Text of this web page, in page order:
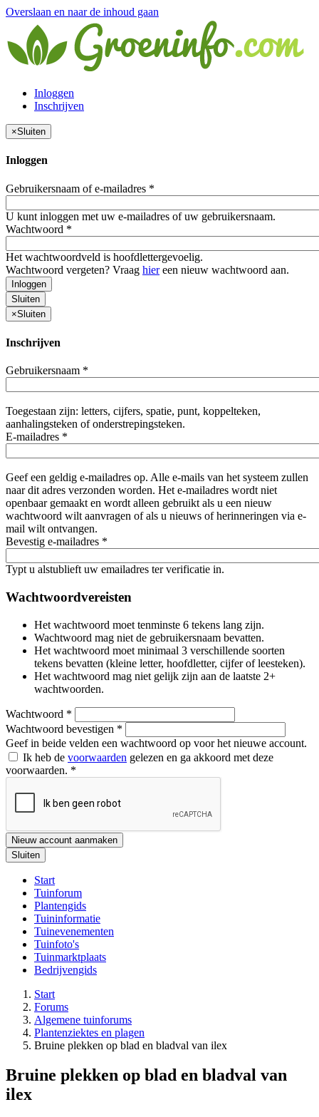
Overslaan en naar de inhoud gaan
Inloggen
Inschrijven
×Sluiten
Inloggen
Gebruikersnaam of e-mailadres *
U kunt inloggen met uw e-mailadres of uw gebruikersnaam.
Wachtwoord *
Het wachtwoordveld is hoofdlettergevoelig.
Wachtwoord vergeten? Vraag hiereen nieuw wachtwoord aan.
Inloggen
Sluiten
×Sluiten
Inschrijven
Gebruikersnaam *
Toegestaan zijn: letters, cijfers, spatie, punt, koppelteken,
aanhalingsteken of onderstrepingsteken.
E-mailadres *
Geef een geldig e-mailadres op. Alle e-mails van het systeem zullen
naar dit adres verzonden worden. Het e-mailadres wordt niet
openbaar gemaakt en wordt alleen gebruikt als u een nieuw
wachtwoord wilt aanvragen of als u nieuws of herinneringen via e-
mail wilt ontvangen.
Bevestig e-mailadres *
Typt u alstublieft uw emailadres ter verificatie in.
Wachtwoordvereisten
Het wachtwoord moet tenminste 6 tekens lang zijn.
Wachtwoord mag niet de gebruikersnaam bevatten.
Het wachtwoord moet minimaal 3 verschillende soorten
tekens bevatten (kleine letter, hoofdletter, cijfer of leesteken).
Het wachtwoord mag niet gelijk zijn aan de laatste 2+
wachtwoorden.
Wachtwoord *
Wachtwoord bevestigen *
Geef in beide velden een wachtwoord op voor het nieuwe account.
Ik heb de voorwaarden gelezen en ga akkoord met deze
voorwaarden. *
Nieuw account aanmaken
Sluiten
Start
Tuinforum
Plantengids
Tuininformatie
Tuinevenementen
Tuinfoto's
Tuinmarktplaats
Bedrijvengids
Start
Forums
Algemene tuinforums
Plantenziektes en plagen
Bruine plekken op blad en bladval van ilex
Bruine plekken op blad en bladval van
ilex